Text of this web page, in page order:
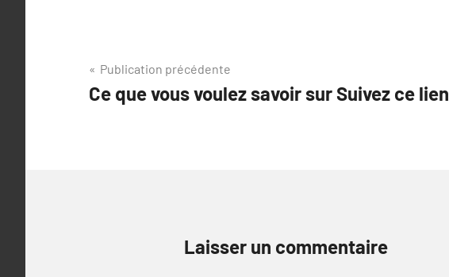
Navigation
de
Publication précédente
Ce que vous voulez savoir sur Suivez ce lien
Laisser un commentaire